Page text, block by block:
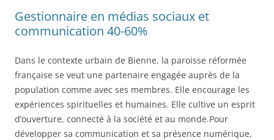
Gestionnaire en médias sociaux et
communication 40-60%
Dans le contexte urbain de Bienne, la paroisse réformée
française se veut une partenaire engagée auprès de la
population comme avec ses membres. Elle encourage les
expériences spirituelles et humaines. Elle cultive un esprit
d’ouverture, connecté à la société et au monde.Pour
développer sa communication et sa présence numérique,